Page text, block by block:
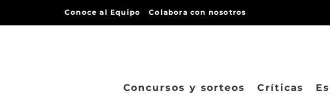
Conoce al Equipo Colabora con nosotros
Concursos y sorteos Críticas